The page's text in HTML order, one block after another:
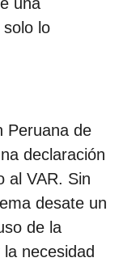
una
lo
Peruana de
declaración
al VAR. Sin
desate un
de la
necesidad